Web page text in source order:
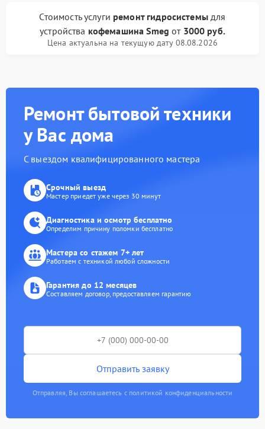
Стоимость услуги ремонт гидросистемыдля
устройства кофемашина Smeg от 3000 руб.
Цена актуальна на текущую дату 08.08.2026
Ремонт бытовой техники
у Вас дома
С выездом квалифицированного мастера
Срочный выезд
Мастер приедет уже через 30 минут
Диагностика и осмотр бесплатно
Определим причину поломки бесплатно
Мастера со стажем 7+ лет
Работаем с техникой любой сложности
Гарантия до 12 месяцев
Составляем договор, предоставляем гарантию
Отправить заявку
Отправляя, Вы соглашаетесь с политикой конфиденциальности